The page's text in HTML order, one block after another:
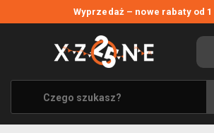
Wyprzedaż – nowe rabaty od
WYPRZEDAŻ
WSZYSTKIE MARKI
XZONE ORIGINALS
UBRANIA I AKCESORIA